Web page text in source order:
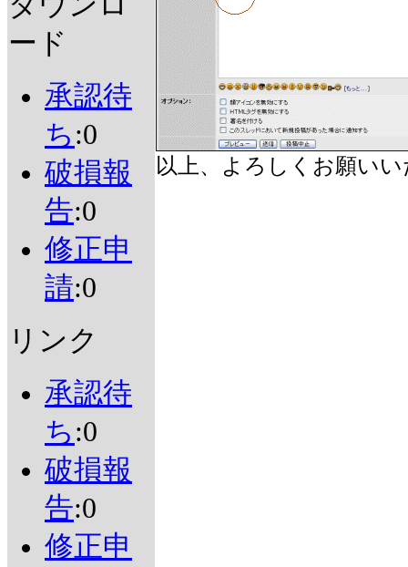
ード
承認待
ち :0
破損報
告:0
修正申
請:0
リンク
承認待
ち :0
破損報
告:0
修正申
以上、よろしくお願い